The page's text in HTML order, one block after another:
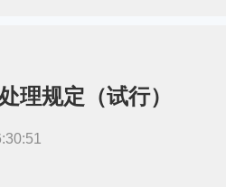
理规定（试行）